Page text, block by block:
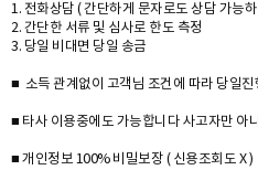
1. 전화상담 ( 간단하게 문자로도 상담 가능
2. 간단한 서류 및 심사로 한도 측정
3. 당일 비대면 당일 송금
■ 소득 관계없이 고객님 조건에 따라 당일진
■ 타사 이용중에도 가능합니다 사고자만 아
■ 개인정보 100% 비밀보장 ( 신용조회도 X )